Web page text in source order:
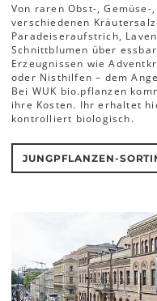
Von raren Obst-,
verschiedenen
Paradeiseraufstrich,
Schnittblumen über
Erzeugnissen wie
oder Nisthilfen – dem
Bei WUK bio.pflanzen
ihre Kosten. Ihr erhaltet
kontrolliert biologisch.
JUNGPFLANZEN-